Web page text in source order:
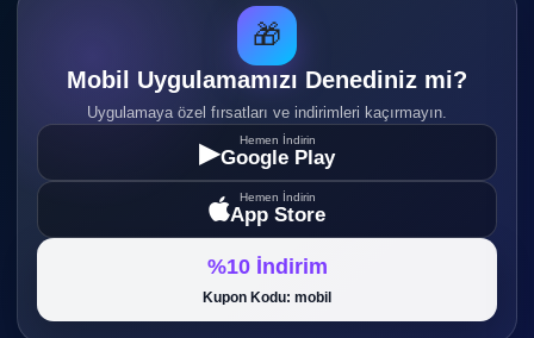
Modern ve futuristik tasarımlar
Şarjlı Su Tabancalarının Avantajları
Daha Uzun Menzil
Yeni nesil modeller 8 ila 15 metre arasında su
püskürtme kapasitesine sahiptir. Bu sayede rakiplerinize
uzaktan meydan okuyabilirsiniz.
🎁
Mobil Uygulamamızı Denediniz mi?
Uygulamaya özel fırsatları ve indirimleri kaçırmayın.
▶ Hemen İndirin
Google Play
Hemen İndirin
App Store
%10 İndirim
Kupon Kodu: mobil